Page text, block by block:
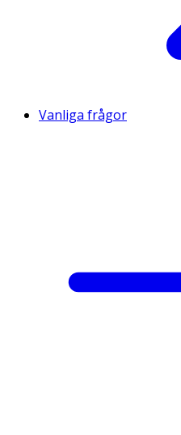
Vanliga frågor